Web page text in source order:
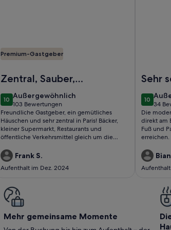
Premium-Gastgeber
Zentral, Sauber,
Gemütlich
1010 von 10
Außergewöhnlich
außergewöhnlich
103 Bewertungen
(103
bewertungen)
Freundliche Gastgeber, ein gemütliches
Häuschen und sehr zentral in Paris! Bäcker,
kleiner Supermarkt, Restaurants und
öffentliche Verkehrsmittel gleich um die
der gleichen Straße wie Yves Saint Laurent
gewohnt hat?
Frank S.
Aufenthalt im Dez. 2024
Sehr
1010 von
34
(34
Die
direkt am
Fuß und
erreichen.
Mehr gemeinsame Momente